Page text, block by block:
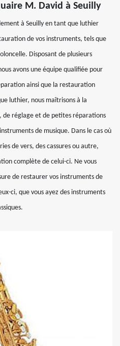
M. David à Seuilly
à Seuilly en tant que luthier
de vos instruments, tels que
Disposant de plusieurs
avons une équipe qualifiée pour
ainsi que la restauration
luthier, nous maîtrisons à la
de réglage et de petites réparations
de musique. Dans le cas où
de vers, des cassures ou autre,
complète de celui-ci. Ne vous
de restaurer vos instruments de
ci, que vous ayez des instruments